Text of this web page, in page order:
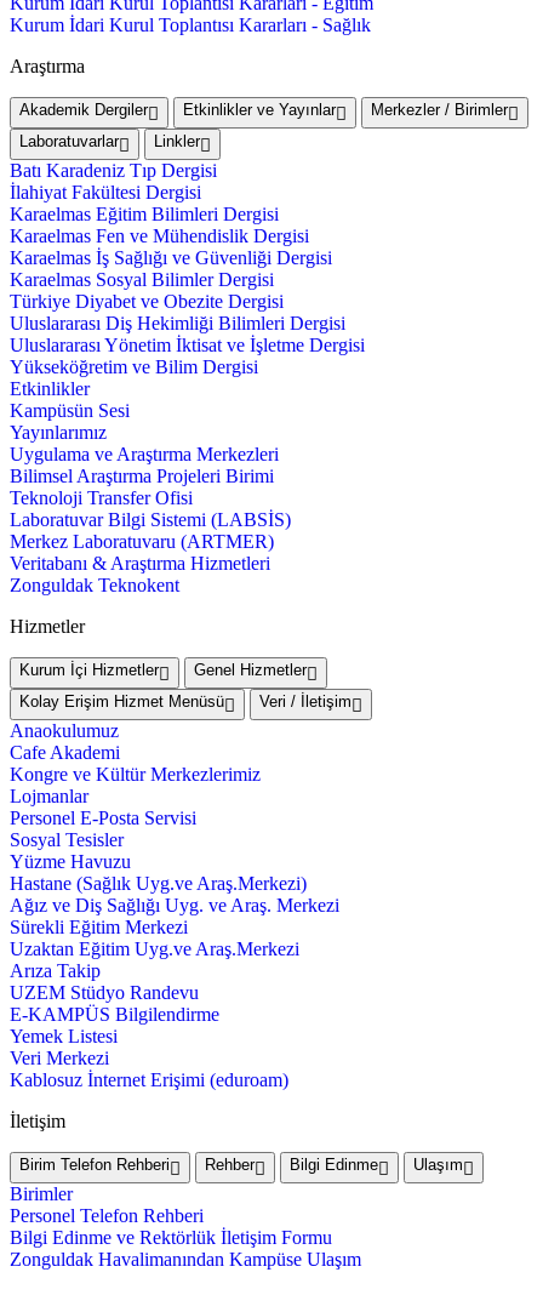
Kurum İdari Kurul Toplantısı Kararları - Sağlık
Araştırma
Akademik Dergiler Etkinlikler ve Yayınlar
Merkezler / Birimler
Laboratuvarlar
Linkler
Batı Karadeniz Tıp Dergisi
İlahiyat Fakültesi Dergisi
Karaelmas Eğitim Bilimleri Dergisi
Karaelmas Fen ve Mühendislik Dergisi
Karaelmas İş Sağlığı ve Güvenliği Dergisi
Karaelmas Sosyal Bilimler Dergisi
Türkiye Diyabet ve Obezite Dergisi
Uluslararası Diş Hekimliği Bilimleri Dergisi
Uluslararası Yönetim İktisat ve İşletme Dergisi
Yükseköğretim ve Bilim Dergisi
Etkinlikler
Kampüsün Sesi
Yayınlarımız
Uygulama ve Araştırma Merkezleri
Bilimsel Araştırma Projeleri Birimi
Teknoloji Transfer Ofisi
Laboratuvar Bilgi Sistemi (LABSİS)
Merkez Laboratuvaru (ARTMER)
Veritabanı & Araştırma Hizmetleri
Zonguldak Teknokent
Hizmetler
Kurum İçi Hizmetler
Genel Hizmetler
Kolay Erişim Hizmet Menüsü
Veri / İletişim
Anaokulumuz
Cafe Akademi
Kongre ve Kültür Merkezlerimiz
Lojmanlar
Personel E-Posta Servisi
Sosyal Tesisler
Yüzme Havuzu
Hastane (Sağlık Uyg.ve Araş.Merkezi)
Ağız ve Diş Sağlığı Uyg. ve Araş. Merkezi
Sürekli Eğitim Merkezi
Uzaktan Eğitim Uyg.ve Araş.Merkezi
Arıza Takip
UZEM Stüdyo Randevu
E-KAMPÜS Bilgilendirme
Yemek Listesi
Veri Merkezi
Kablosuz İnternet Erişimi (eduroam)
İletişim
Birim Telefon Rehberi Rehber Bilgi Edinme Ulaşım
Birimler
Personel Telefon Rehberi
Bilgi Edinme ve Rektörlük İletişim Formu
Zonguldak Havalimanından Kampüse Ulaşım